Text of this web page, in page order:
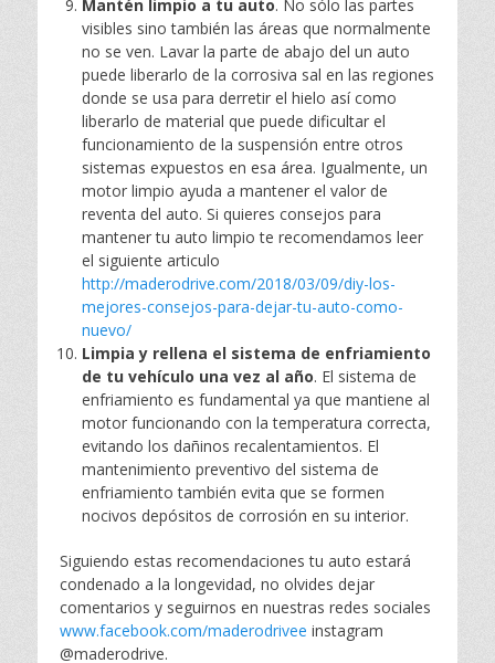
Mantén limpio a tu auto. No sólo las partes
visibles sino también las áreas que normalmente
no se ven. Lavar la parte de abajo del un auto
puede liberarlo de la corrosiva sal en las regiones
donde se usa para derretir el hielo así como
liberarlo de material que puede dificultar el
funcionamiento de la suspensión entre otros
sistemas expuestos en esa área. Igualmente, un
motor limpio ayuda a mantener el valor de
reventa del auto. Si quieres consejos para
mantener tu auto limpio te recomendamos leer
el siguiente articulo
http://maderodrive.com/2018/03/09/diy-los-
mejores-consejos-para-dejar-tu-auto-como-
nuevo/
Limpia y rellena el sistema de enfriamiento
de tu vehículo una vez al año. El sistema de
enfriamiento es fundamental ya que mantiene al
motor funcionando con la temperatura correcta,
evitando los dañinos recalentamientos. El
mantenimiento preventivo del sistema de
enfriamiento también evita que se formen
nocivos depósitos de corrosión en su interior.
Siguiendo estas recomendaciones tu auto estará
condenado a la longevidad, no olvides dejar
comentarios y seguirnos en nuestras redes sociales
www.facebook.com/maderodrivee instagram
@maderodrive.